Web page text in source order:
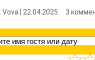
Vova | 22.04.2025 3